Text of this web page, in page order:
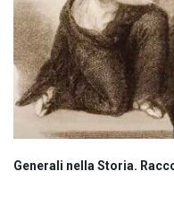
Generali nella Storia.